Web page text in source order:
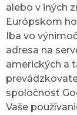
alebo v iných
Európskom
Iba vo
adresa na
amerických a
spoločnosť
Vaše